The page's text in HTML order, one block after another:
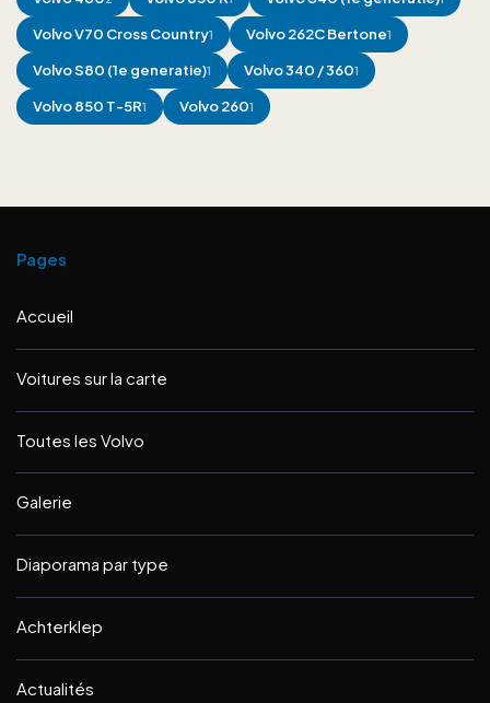
VolvoV70 Cross Country1 Volvo262C Bertone1
VolvoS80 (1e generatie)1 Volvo340 / 3601
Volvo850 T-5R1 Volvo2601
Pages
Accueil
Voitures sur la carte
Toutes les Volvo
Galerie
Diaporama par type
Achterklep
Actualités